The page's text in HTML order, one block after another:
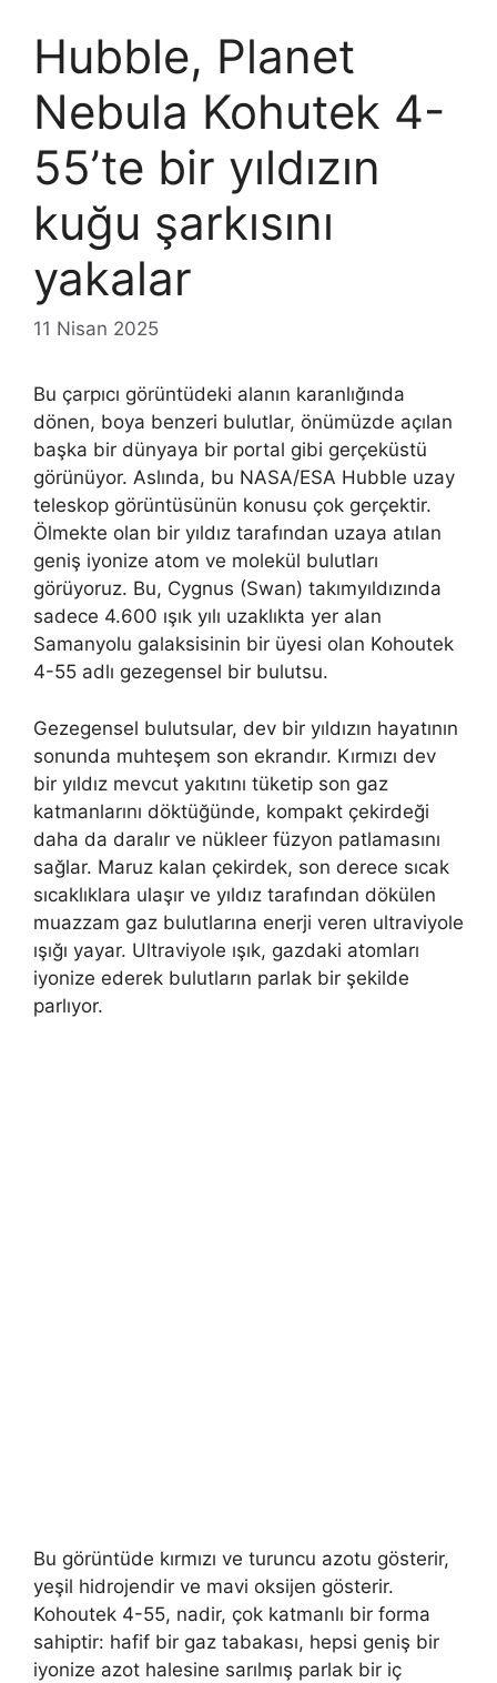
Hubble, Planet
Nebula Kohutek 4-
55’te bir yıldızın
kuğu şarkısını
yakalar
11 Nisan 2025
Bu çarpıcı görüntüdeki alanın karanlığında
dönen, boya benzeri bulutlar, önümüzde açılan
başka bir dünyaya bir portal gibi gerçeküstü
görünüyor. Aslında, bu NASA/ESA Hubble uzay
teleskop görüntüsünün konusu çok gerçektir.
Ölmekte olan bir yıldız tarafından uzaya atılan
geniş iyonize atom ve molekül bulutları
görüyoruz. Bu, Cygnus (Swan) takımyıldızında
sadece 4.600 ışık yılı uzaklıkta yer alan
Samanyolu galaksisinin bir üyesi olan Kohoutek
4-55 adlı gezegensel bir bulutsu.
Gezegensel bulutsular, dev bir yıldızın hayatının
sonunda muhteşem son ekrandır. Kırmızı dev
bir yıldız mevcut yakıtını tüketip son gaz
katmanlarını döktüğünde, kompakt çekirdeği
daha da daralır ve nükleer füzyon patlamasını
sağlar. Maruz kalan çekirdek, son derece sıcak
sıcaklıklara ulaşır ve yıldız tarafından dökülen
muazzam gaz bulutlarına enerji veren ultraviyole
ışığı yayar. Ultraviyole ışık, gazdaki atomları
iyonize ederek bulutların parlak bir şekilde
parlıyor.
Bu görüntüde kırmızı ve turuncu azotu gösterir,
yeşil hidrojendir ve mavi oksijen gösterir.
Kohoutek 4-55, nadir, çok katmanlı bir forma
sahiptir: hafif bir gaz tabakası, hepsi geniş bir
iyonize azot halesine sarılmış parlak bir iç